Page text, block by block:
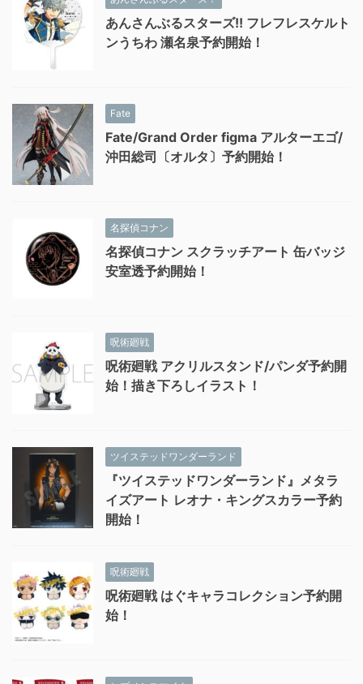
あんさんぶるスターズ!! フレフレスケルト
ンうちわ 瀬名泉予約開始！
Fate
Fate/Grand Order figma アルターエゴ/
沖田総司〔オルタ〕予約開始！
名探偵コナン
名探偵コナン スクラッチアート 缶バッジ
安室透予約開始！
呪術廻戦
呪術廻戦 アクリルスタンド/パンダ予約開
始！描き下ろしイラスト！
ツイステッドワンダーランド
『ツイステッドワンダーランド』メタラ
イズアート レオナ・キングスカラー予約
開始！
呪術廻戦
呪術廻戦 はぐキャラコレクション予約開
始！